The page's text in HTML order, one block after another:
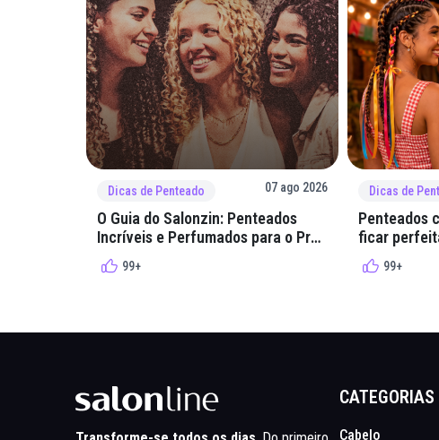
Dicas de Penteado 07 ago 2026
O Guia do Salonzin: Penteados
Incríveis e Perfumados para o Pré-
Rolê
99+
Dicas de
Penteados
ficar
arraial
99+
CATEGORIAS
Cabelo